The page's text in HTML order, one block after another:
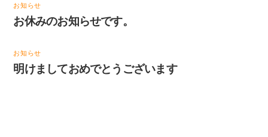
お知らせ
お休みのお知らせです。
お知らせ
明けましておめでとうございます